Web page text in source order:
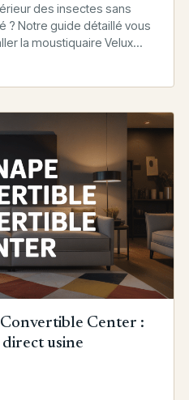
des insectes sans
? Notre guide détaillé vous
la moustiquaire Velux
Center :
usine